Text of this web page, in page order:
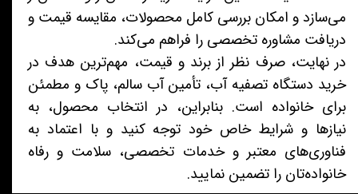
می‌سازد و امکان بررسی کامل محصولات، مقایسه قیمت و
دریافت مشاوره تخصصی را فراهم می‌کند.
در نهایت، صرف نظر از برند و قیمت، مهم‌ترین هدف در
خرید دستگاه تصفیه آب، تأمین آب سالم، پاک و مطمئن
برای خانواده است. بنابراین، در انتخاب محصول، به
نیازها و شرایط خاص خود توجه کنید و با اعتماد به
فناوری‌های معتبر و خدمات تخصصی، سلامت و رفاه
خانواده‌تان را تضمین نمایید.